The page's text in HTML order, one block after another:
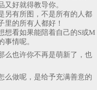
好就得教导你。
另有所图，不是所有的人都
里的所有人都好！
想看如果能陪着自己的S或M
情呢。
么也许你不再是萌新了，也
么做呢，是给予充满善意的